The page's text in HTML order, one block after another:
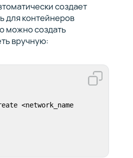
создает
для контейнеров
можно создать
вручную:
<network_name